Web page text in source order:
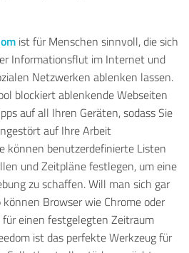
ist für Menschen sinnvoll, die sich
Informationsflut im Internet und
Netzwerken ablenken lassen.
blockiert ablenkende Webseiten
auf all Ihren Geräten, sodass Sie
auf Ihre Arbeit
können benutzerdefinierte Listen
und Zeitpläne festlegen, um eine
zu schaffen. Will man sich gar
Browser wie Chrome oder
für einen festgelegten Zeitraum
ist das perfekte Werkzeug für